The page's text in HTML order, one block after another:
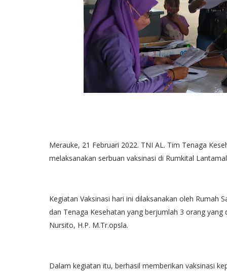
Merauke, 21 Februari 2022. TNI AL. Tim Tenaga
melaksanakan serbuan vaksinasi di Rumkital
Kegiatan Vaksinasi hari ini dilaksanakan oleh Rumah
dan Tenaga Kesehatan yang berjumlah 3 orang
Nursito, H.P. M.Tr.opsla.
Dalam kegiatan itu, berhasil memberikan vaksinasi